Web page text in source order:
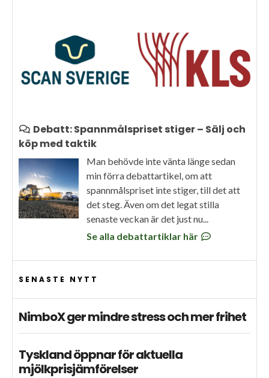
Debatt: Spannmålspriset stiger – Sälj och
köp med taktik
Man behövde inte vänta länge sedan
min förra debattartikel, om att
spannmålspriset inte stiger, till det att
det steg. Även om det legat stilla
senaste veckan är det just nu...
Se alla debattartiklar här
SENASTE NYTT
NimboX ger mindre stress och mer frihet
Tyskland öppnar för aktuella
mjölkprisjämförelser